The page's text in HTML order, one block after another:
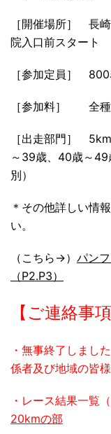
［開催場所］ 長
院入口前スタート
［参加定員］ 800
［参加料］ 全種
［出走部門］
～39歳、40歳～
別）
＊その他詳しい情
い。
（こちら→） パンフ
（P2.P3）
【ご連絡事項
・無事終了しまし
係者及び地域の皆
・レース結果一覧
20kmの部